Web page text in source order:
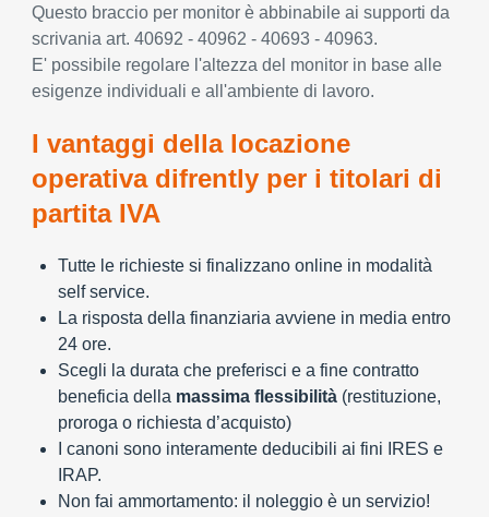
Questo braccio per monitor è abbinabile ai supporti da
scrivania art. 40692 - 40962 - 40693 - 40963.
E' possibile regolare l'altezza del monitor in base alle
esigenze individuali e all'ambiente di lavoro.
I vantaggi della locazione
operativa difrently per i titolari di
partita IVA
Tutte le richieste si finalizzano online in modalità
self service.
La risposta della finanziaria avviene in media entro
24 ore.
Scegli la durata che preferisci e a fine contratto
beneficia della massima flessibilità (restituzione,
proroga o richiesta d’acquisto)
I canoni sono interamente deducibili ai fini IRES e
IRAP.
Non fai ammortamento: il noleggio è un servizio!